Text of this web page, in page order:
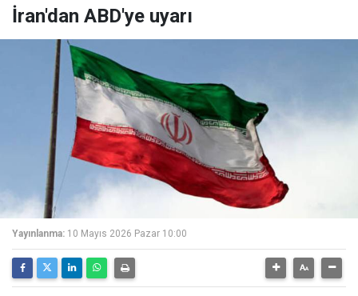
İran'dan ABD'ye uyarı
Yayınlanma: 10 Mayıs 2026 Pazar 10:00